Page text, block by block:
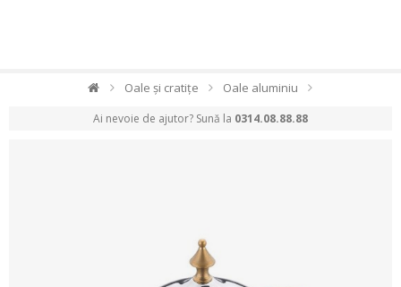
Oale și cratițe Oale aluminiu
Ai nevoie de ajutor? Sună la 0314.08.88.88